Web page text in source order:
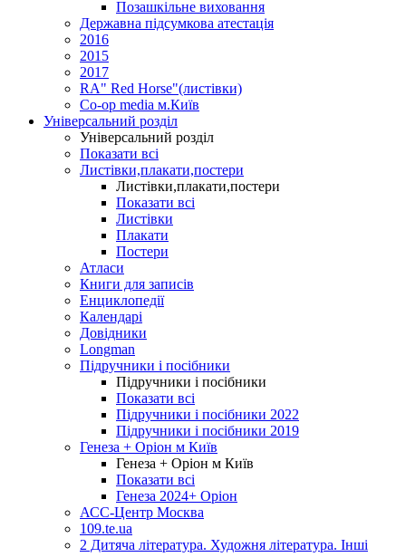
Позашкільне виховання
Державна підсумкова атестація
2016
2015
2017
RA" Red Horse"(листівки)
Co-op media м.Київ
Універсальний розділ
Універсальний розділ
Показати всі
Листівки,плакати,постери
Листівки,плакати,постери
Показати всі
Листівки
Плакати
Постери
Атласи
Книги для записів
Енциклопедії
Календарі
Довідники
Longman
Підручники і посібники
Підручники і посібники
Показати всі
Підручники і посібники 2022
Підручники і посібники 2019
Генеза + Оріон м Київ
Генеза + Оріон м Київ
Показати всі
Генеза 2024+ Оріон
АСС-Центр Москва
109.te.ua
2 Дитяча література. Художня література. Інші